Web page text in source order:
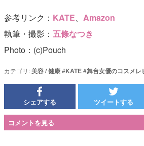
参考リンク： KATE、 Amazon
執筆・撮影： 五條なつき
Photo：(c)Pouch
カテゴリ:美容 / 健康#KATE#舞台女優のコスメレ
シェアする ツイートする
コメントを見る